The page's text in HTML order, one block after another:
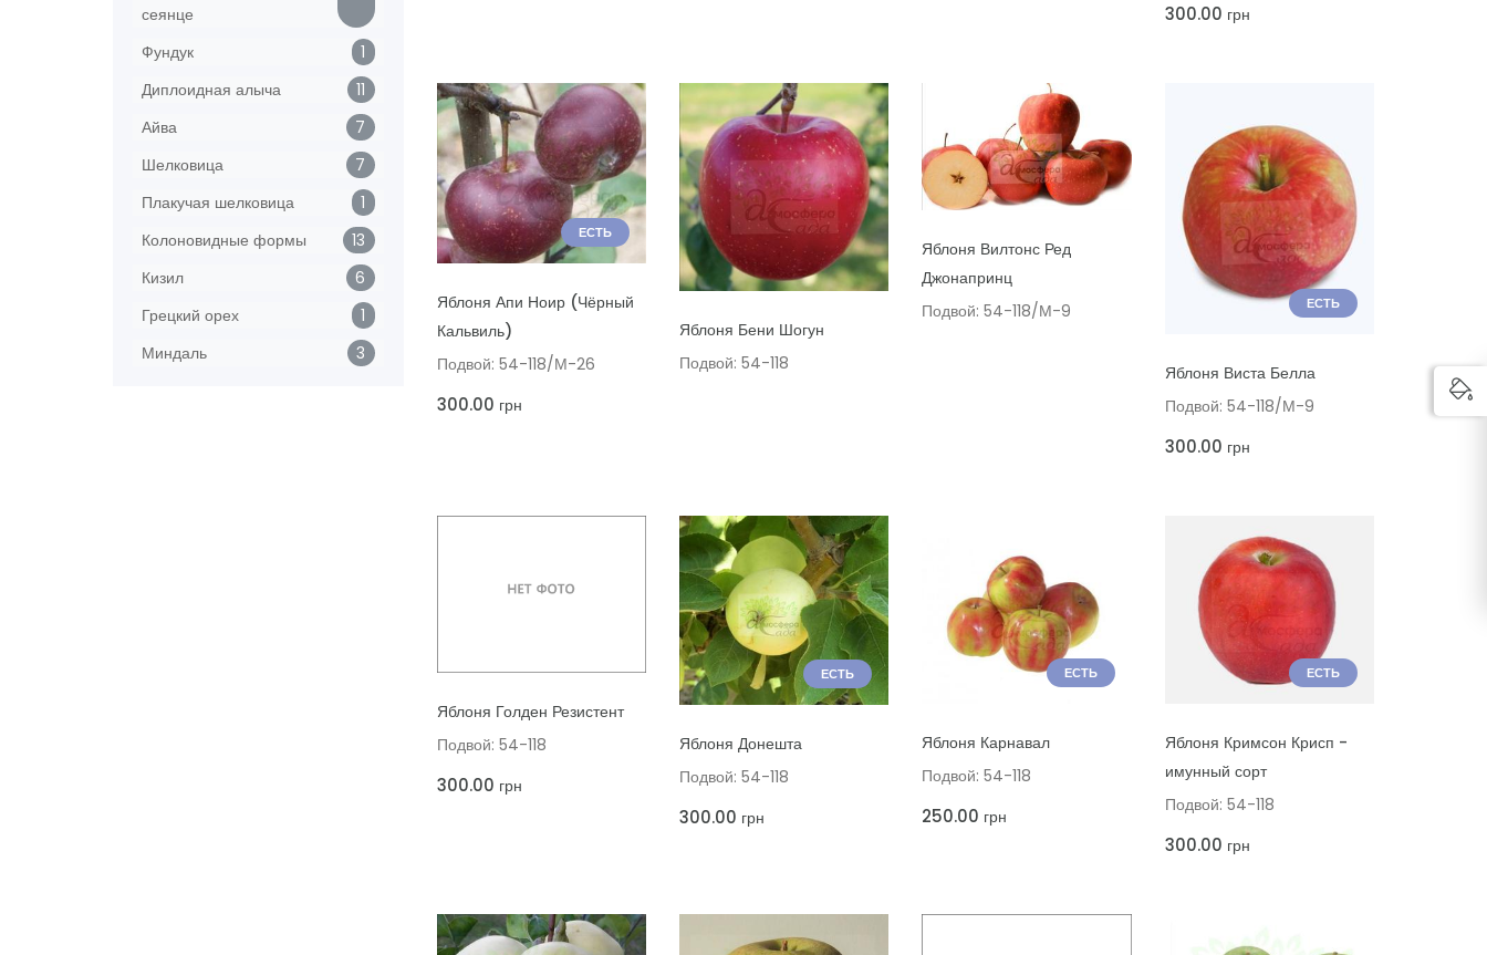
сеянце
Фундук
1
Диплоидная алыча
11
Айва
7
Шелковица
7
Плакучая шелковица
1
Колоновидные формы
13
Кизил
6
Грецкий орех
1
Миндаль
3
300.00 грн
ЕСТЬ
ДОБАВИТЬ В КОРЗИНУ
Яблоня Апи Ноир (Чёрный
Кальвиль)
Подвой: 54-118/М-26
300.00 грн
Яблоня Бени Шогун
Подвой: 54-118
Яблоня Вилтонс Ред
Джонапринц
Подвой: 54-118/М-9
ЕСТЬ
Яблоня Виста Белла
Подвой: 54-118/М-9
300.00 грн
Яблоня Голден Резистент
Подвой: 54-118
300.00 грн
ЕСТЬ
ДОБАВИТЬ В КОРЗИНУ
Яблоня Донешта
Подвой: 54-118
300.00 грн
ЕСТЬ
Яблоня Карнавал
Подвой: 54-118
250.00 грн
ЕСТЬ
Яблоня Кримсон Крисп -
имунный сорт
Подвой: 54-118
300.00 грн